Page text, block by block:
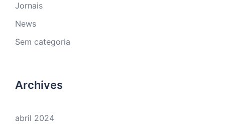
Jornais
News
Sem categoria
Archives
abril 2024